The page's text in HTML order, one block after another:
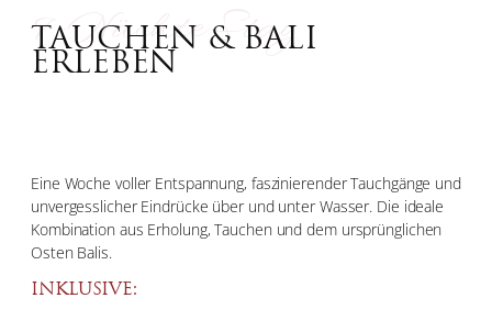
7-Nächte Stay
TAUCHEN & BALI
ERLEBEN
Eine Woche voller Entspannung, faszinierender Tauchgänge und
unvergesslicher Eindrücke über und unter Wasser. Die ideale
Kombination aus Erholung, Tauchen und dem ursprünglichen
Osten Balis.
INKLUSIVE: